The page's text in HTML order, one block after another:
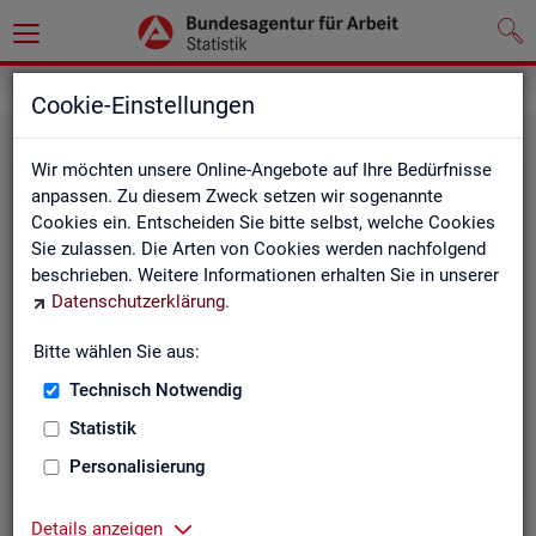
Cookie-Einstellungen
Wir möchten unsere Online-Angebote auf Ihre Bedürfnisse
anpassen. Zu diesem Zweck setzen wir sogenannte
Cookies ein. Entscheiden Sie bitte selbst, welche Cookies
Sie zulassen. Die Arten von Cookies werden nachfolgend
beschrieben. Weitere Informationen erhalten Sie in unserer
Datenschutzerklärung.
Bitte wählen Sie aus:
Technisch Notwendig
Statistik
Personalisierung
Details anzeigen
Der Bericht gibt einen Überblick über die aktuelle
Entwicklung am Arbeits- und Ausbildungsmarkt in